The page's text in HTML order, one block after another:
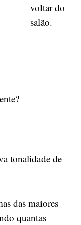
voltar do
salão.
tonalidade de
das maiores
quantas